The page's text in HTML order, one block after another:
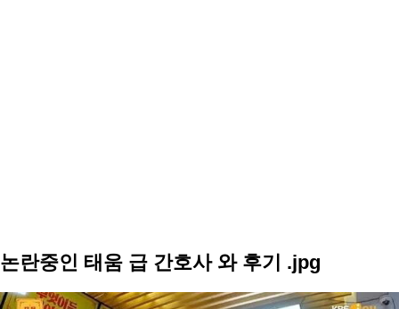
논란중인 태움 급 간호사 와 후기 .jpg